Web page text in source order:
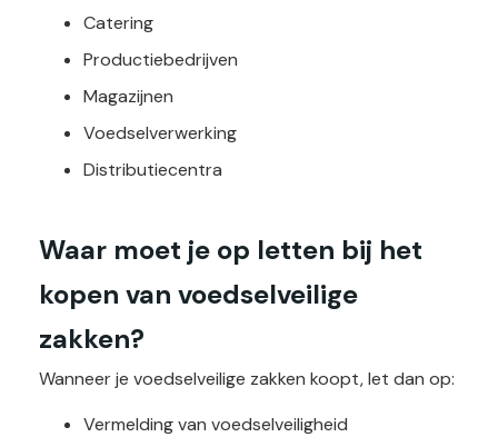
Catering
Productiebedrijven
Magazijnen
Voedselverwerking
Distributiecentra
Waar moet je op letten bij het
kopen van voedselveilige
zakken?
Wanneer je voedselveilige zakken koopt, let dan op:
Vermelding van voedselveiligheid